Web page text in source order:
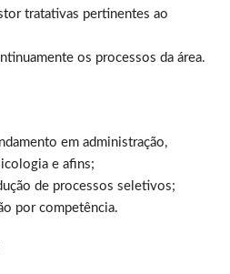
tratativas pertinentes ao
os processos da área.
em administração,
e afins;
de processos seletivos;
por competência.